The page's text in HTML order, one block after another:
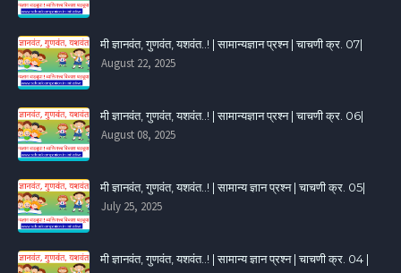
मी ज्ञानवंत, गुणवंत, यशवंत..! | सामान्यज्ञान प्रश्न | चाचणी क्र. 07|
August 22, 2025
मी ज्ञानवंत, गुणवंत, यशवंत..! | सामान्यज्ञान प्रश्न | चाचणी क्र. 06|
August 08, 2025
मी ज्ञानवंत, गुणवंत, यशवंत..! | सामान्य ज्ञान प्रश्न | चाचणी क्र. 05|
July 25, 2025
मी ज्ञानवंत, गुणवंत, यशवंत..! | सामान्य ज्ञान प्रश्न | चाचणी क्र. 04 |